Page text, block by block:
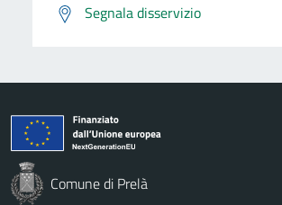
Segnala disservizio
Comune di Prelà